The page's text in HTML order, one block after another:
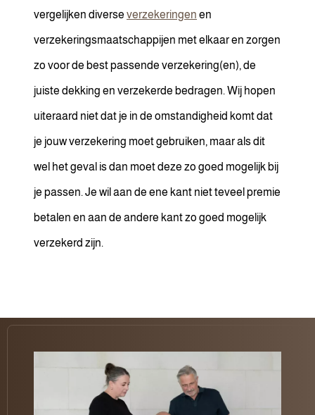
vergelijken diverse verzekeringen en
verzekeringsmaatschappijen met elkaar en zorgen
zo voor de best passende verzekering(en), de
juiste dekking en verzekerde bedragen. Wij hopen
uiteraard niet dat je in de omstandigheid komt dat
je jouw verzekering moet gebruiken, maar als dit
wel het geval is dan moet deze zo goed mogelijk bij
je passen. Je wil aan de ene kant niet teveel premie
betalen en aan de andere kant zo goed mogelijk
verzekerd zijn.